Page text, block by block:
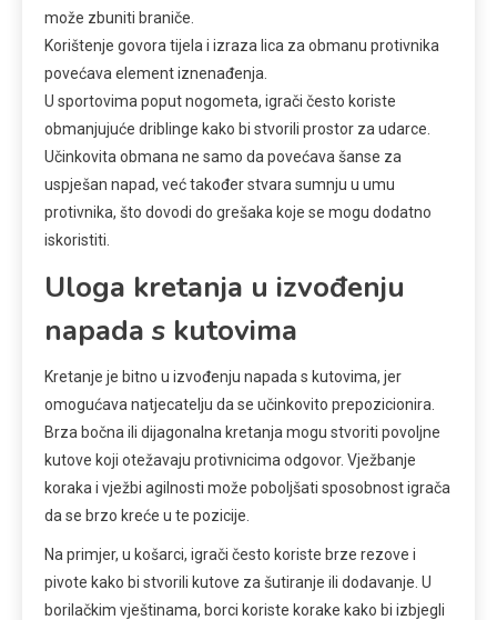
može zbuniti braniče.
Korištenje govora tijela i izraza lica za obmanu protivnika
povećava element iznenađenja.
U sportovima poput nogometa, igrači često koriste
obmanjujuće driblinge kako bi stvorili prostor za udarce.
Učinkovita obmana ne samo da povećava šanse za
uspješan napad, već također stvara sumnju u umu
protivnika, što dovodi do grešaka koje se mogu dodatno
iskoristiti.
Uloga kretanja u izvođenju
napada s kutovima
Kretanje je bitno u izvođenju napada s kutovima, jer
omogućava natjecatelju da se učinkovito prepozicionira.
Brza bočna ili dijagonalna kretanja mogu stvoriti povoljne
kutove koji otežavaju protivnicima odgovor. Vježbanje
koraka i vježbi agilnosti može poboljšati sposobnost igrača
da se brzo kreće u te pozicije.
Na primjer, u košarci, igrači često koriste brze rezove i
pivote kako bi stvorili kutove za šutiranje ili dodavanje. U
borilačkim vještinama, borci koriste korake kako bi izbjegli